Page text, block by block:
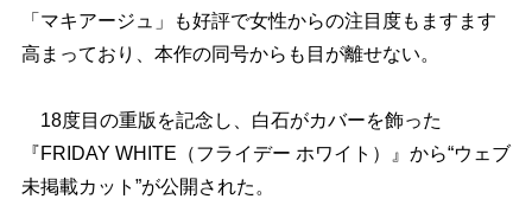
「マキアージュ」も好評で女性からの注目度もますます
高まっており、本作の同号からも目が離せない。
18度目の重版を記念し、白石がカバーを飾った
『FRIDAY WHITE（フライデー ホワイト）』から“ウェブ
未掲載カット”が公開された。